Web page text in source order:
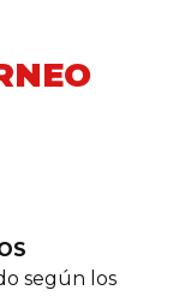
según los